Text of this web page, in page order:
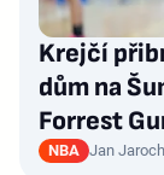
Krejčí
dům na
Forrest
NBA Jan Jaroch